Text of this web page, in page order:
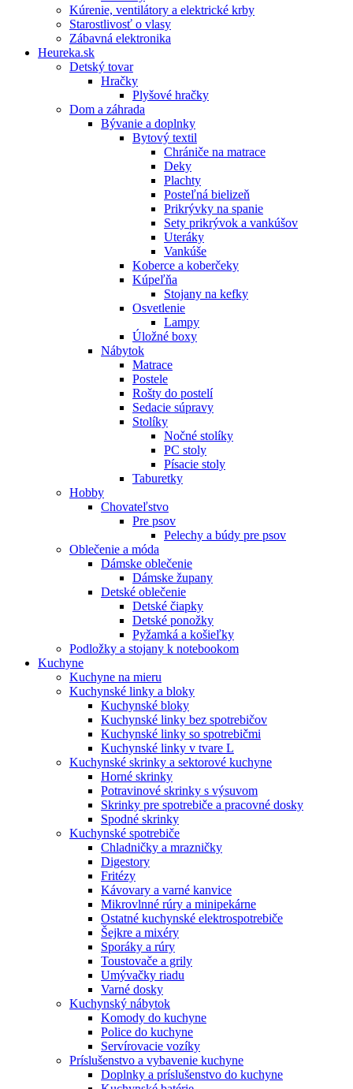
Kúrenie, ventilátory a elektrické krby
Starostlivosť o vlasy
Zábavná elektronika
Heureka.sk
Detský tovar
Hračky
Plyšové hračky
Dom a záhrada
Bývanie a doplnky
Bytový textil
Chrániče na matrace
Deky
Plachty
Posteľná bielizeň
Prikrývky na spanie
Sety prikrývok a vankúšov
Uteráky
Vankúše
Koberce a koberčeky
Kúpeľňa
Stojany na kefky
Osvetlenie
Lampy
Úložné boxy
Nábytok
Matrace
Postele
Rošty do postelí
Sedacie súpravy
Stolíky
Nočné stolíky
PC stoly
Písacie stoly
Taburetky
Hobby
Chovateľstvo
Pre psov
Pelechy a búdy pre psov
Oblečenie a móda
Dámske oblečenie
Dámske župany
Detské oblečenie
Detské čiapky
Detské ponožky
Pyžamká a košieľky
Podložky a stojany k notebookom
Kuchyne
Kuchyne na mieru
Kuchynské linky a bloky
Kuchynské bloky
Kuchynské linky bez spotrebičov
Kuchynské linky so spotrebičmi
Kuchynské linky v tvare L
Kuchynské skrinky a sektorové kuchyne
Horné skrinky
Potravinové skrinky s výsuvom
Skrinky pre spotrebiče a pracovné dosky
Spodné skrinky
Kuchynské spotrebiče
Chladničky a mrazničky
Digestory
Fritézy
Kávovary a varné kanvice
Mikrovlnné rúry a minipekárne
Ostatné kuchynské elektrospotrebiče
Šejkre a mixéry
Sporáky a rúry
Toustovače a grily
Umývačky riadu
Varné dosky
Kuchynský nábytok
Komody do kuchyne
Police do kuchyne
Servírovacie vozíky
Príslušenstvo a vybavenie kuchyne
Doplnky a príslušenstvo do kuchyne